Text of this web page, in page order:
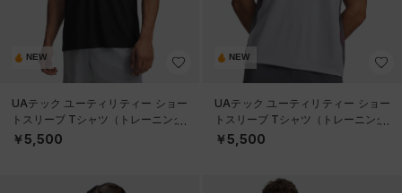
NEW
UAテック ユーティリティー ショー
トスリーブ Tシャツ（トレーニング/
MEN）
￥5,500
NEW
UAテック ユーティリティー ショー
トスリーブ Tシャツ（トレーニング/
MEN）
￥5,500